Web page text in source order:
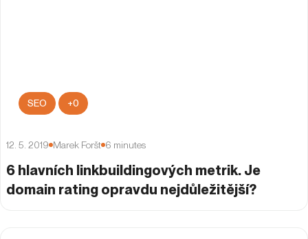
12. 5. 2019 Marek Foršt 6 minutes
6 hlavních linkbuildingových metrik. Je
domain rating opravdu nejdůležitější?
SEO +0